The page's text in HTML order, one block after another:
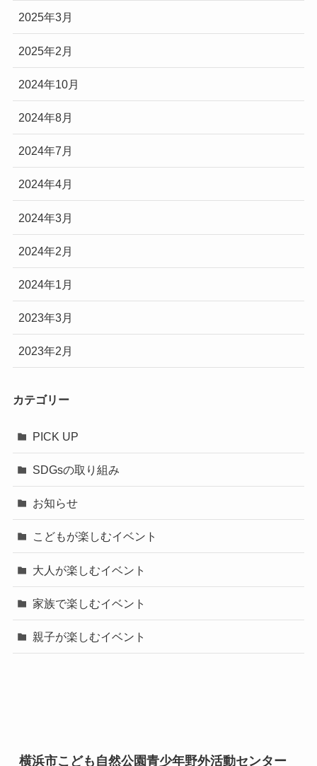
2025年3月
2025年2月
2024年10月
2024年8月
2024年7月
2024年4月
2024年3月
2024年2月
2024年1月
2023年3月
2023年2月
カテゴリー
PICK UP
SDGsの取り組み
お知らせ
こどもが楽しむイベント
大人が楽しむイベント
家族で楽しむイベント
親子が楽しむイベント
横浜市こども自然公園青少年野外活動センター